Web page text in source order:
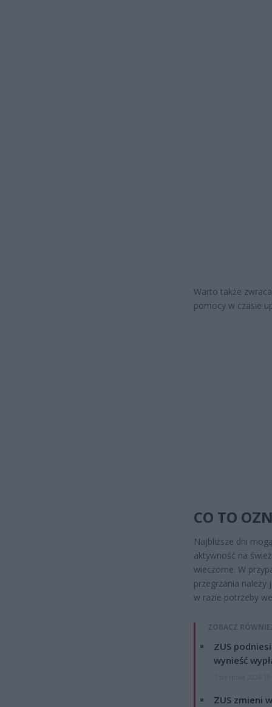
Warto także
pomocy w czasie
CO TO
Najbliższe dni
aktywność na
wieczorne. W
przegrzania należy
w razie potrzeby
ZOBACZ
ZUS
wynieść
ZUS zmieni